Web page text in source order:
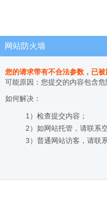
网站防火墙
您的请求带有不合法参数，已被
可能原因：您提交的内容包含
如何解决：
1）检查提交内容；
2）如网站托管，请联系
3）普通网站访客，请联